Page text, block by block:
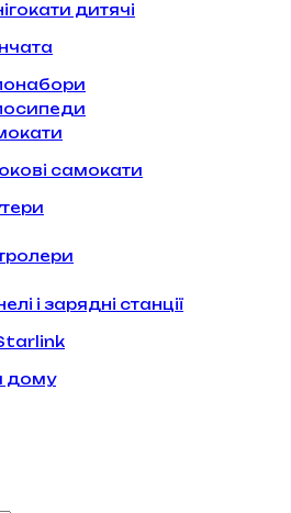
дитячі
самокати
і зарядні станції
дому